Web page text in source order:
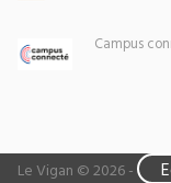
Campus
Le Vigan © 2026 -